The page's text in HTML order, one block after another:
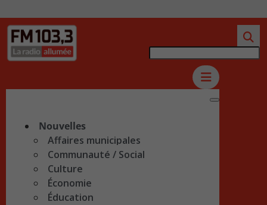
Nouvelles
Affaires municipales
Communauté / Social
Culture
Économie
Éducation